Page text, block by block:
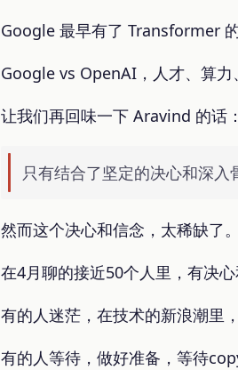
Google 最早有了 Transformer
Google vs OpenAI，人才、算力
让我们再回味一下 Aravind 的话：
只有结合了坚定的决心和深入
然而这个决心和信念，太稀缺了。
在4月聊的接近50个人里，有决
有的人迷茫，在技术的新浪潮里，
有的人等待，做好准备，等待